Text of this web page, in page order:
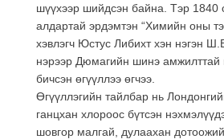
шүүхээр шийдсэн байна. Тэр 1840
алдартай эрдэмтэн “Химийн оны
хэвлэгч Юстус Либихт хэн нэгэн
нэрээр Дюмагийн шинэ амжилттай
бичсэн өгүүллээ өгчээ.
Өгүүллэгийн тайлбар нь
ганцхан хлороос бүтсэн
шовгор малгай, дулаахан